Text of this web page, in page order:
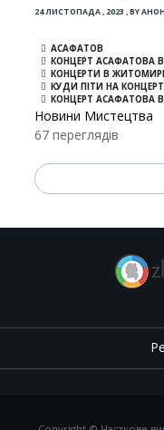
24 ЛИСТОПАДА , 2023 ,BY
АСАФАТОВ
КОНЦЕРТ АСАФАТОВА
КОНЦЕРТИ В ЖИТОМИРІ
КУДИ ПІТИ НА КОНЦЕРТ
КОНЦЕРТ АСАФАТОВА
Новини Мистецтва
67 переглядів